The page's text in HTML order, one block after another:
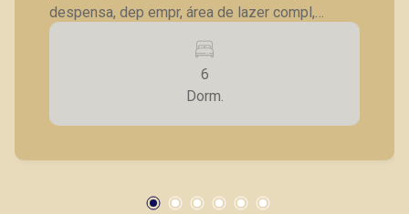
despensa, dep empr, área de lazer compl,
lavanderia, gar p/12 autos
6
Dorm.